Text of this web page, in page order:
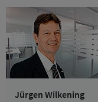
Jürgen Wilkening